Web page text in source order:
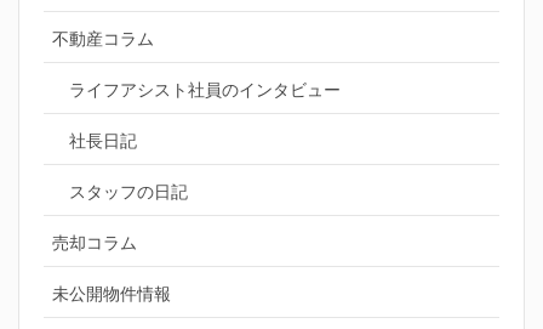
不動産コラム
ライフアシスト社員のインタビュー
社長日記
スタッフの日記
売却コラム
未公開物件情報